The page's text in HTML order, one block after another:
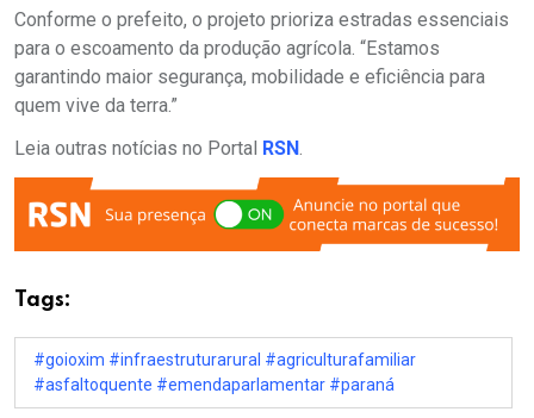
Conforme o prefeito, o projeto prioriza estradas essenciais
para o escoamento da produção agrícola. “Estamos
garantindo maior segurança, mobilidade e eficiência para
quem vive da terra.”
Leia outras notícias no Portal RSN
Tags:
#goioxim #infraestruturarural #agriculturafamiliar
#asfaltoquente #emendaparlamentar #paraná